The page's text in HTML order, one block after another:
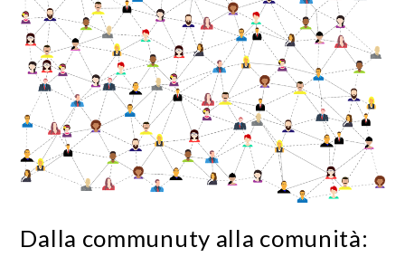
Dalla communuty alla comunità: